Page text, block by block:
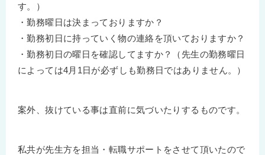
す。）
・勤務曜日は決まっておりますか？
・勤務初日に持っていく物の連絡を頂いておりますか？
・勤務初日の曜日を確認してますか？（先生の勤務曜日
によっては4月1日が必ずしも勤務日ではありません。）
案外、抜けている事は直前に気づいたりするものです。
私共が先生方を担当・転職サポートをさせて頂いたので